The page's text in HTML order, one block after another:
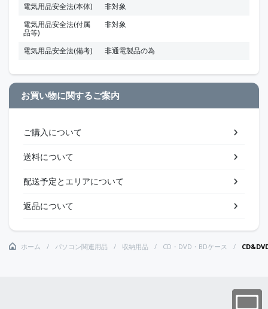
電気用品安全法(本体)
非対象
電気用品安全法(付属
品等)
非対象
電気用品安全法(備考) 非通電製品の為
お買い物に関するご案内
ご購入について
送料について
配送予定とエリアについて
返品について
ホーム パソコン関連用品 収納用品 CD・DVD・BDケース